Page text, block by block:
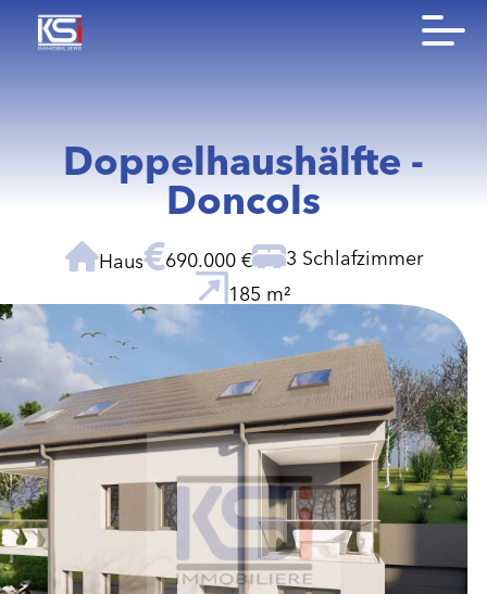
Doppelhaushälfte -
Doncols
Haus 690.000 €
3 Schlafzimmer
185 m²